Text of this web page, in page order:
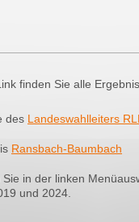
finden Sie alle
des Landeswahlleiters
Ransbach-Baumbach
in der linken
und 2024.